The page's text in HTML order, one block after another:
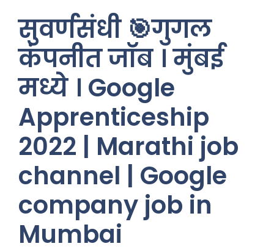
सुवर्णसंधी 🎯गुगल
कंपनीत जॉब । मुंबई
मध्ये । Google
Apprenticeship
2022 | Marathi job
channel | Google
company job in
Mumbai